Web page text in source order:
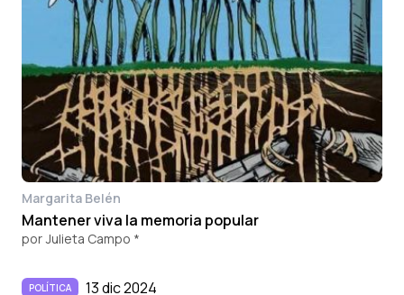
Margarita Belén
Mantener viva la memoria popular
por Julieta Campo *
POLÍTICA 13 dic 2024